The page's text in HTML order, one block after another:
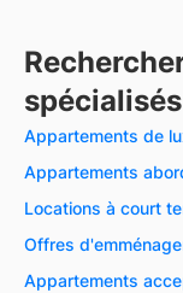
spécialisés
Appartements de
Appartements
Locations à court
Offres
Appartements